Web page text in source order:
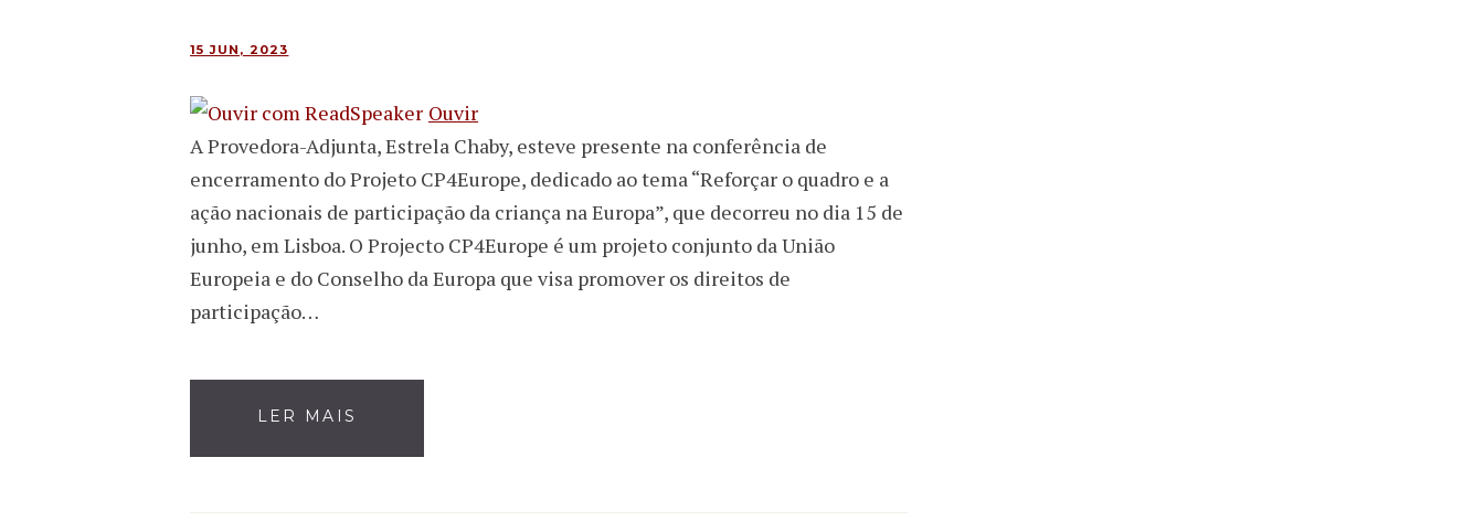
15 JUN, 2023
Ouvir
A Provedora-Adjunta, Estrela Chaby, esteve presente na conferência de
encerramento do Projeto CP4Europe, dedicado ao tema “Reforçar o quadro e a
ação nacionais de participação da criança na Europa”, que decorreu no dia 15 de
junho, em Lisboa. O Projecto CP4Europe é um projeto conjunto da União
Europeia e do Conselho da Europa que visa promover os direitos de
participação…
LER MAIS